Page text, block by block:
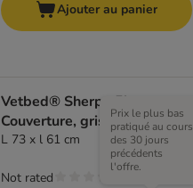
Ajouter au panier
Vetbed® Sherpa Fleece
Couverture, grise
L 73 x l 61 cm
Prix le plus bas
pratiqué au cours
des 30 jours
précédents
l'offre.
Not rated